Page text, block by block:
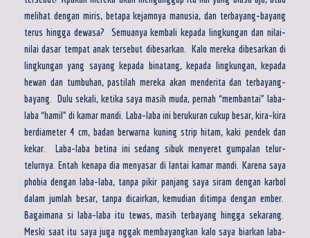
melihat dengan miris, betapa kejamnya manusia, dan terbayang-bayang
terus hingga dewasa? Semuanya kembali kepada lingkungan dan nilai-
nilai dasar tempat anak tersebut dibesarkan. Kalo mereka dibesarkan di
lingkungan yang sayang kepada binatang, kepada lingkungan, kepada
hewan dan tumbuhan, pastilah mereka akan menderita dan terbayang-
bayang. Dulu sekali, ketika saya masih muda, pernah “membantai” laba-
laba “hamil” di kamar mandi. Laba-laba ini berukuran cukup besar, kira-kira
berdiameter 4 cm, badan berwarna kuning strip hitam, kaki pendek dan
kekar. Laba-laba betina ini sedang sibuk menyeret gumpalan telur-
telurnya. Entah kenapa dia menyasar di lantai kamar mandi. Karena saya
phobia dengan laba-laba, tanpa pikir panjang saya siram dengan karbol
dalam jumlah besar, tanpa dicairkan, kemudian ditimpa dengan ember.
Bagaimana si laba-laba itu tewas, masih terbayang hingga sekarang.
Meski saat itu saya juga nggak membayangkan kalo saya biarkan laba-